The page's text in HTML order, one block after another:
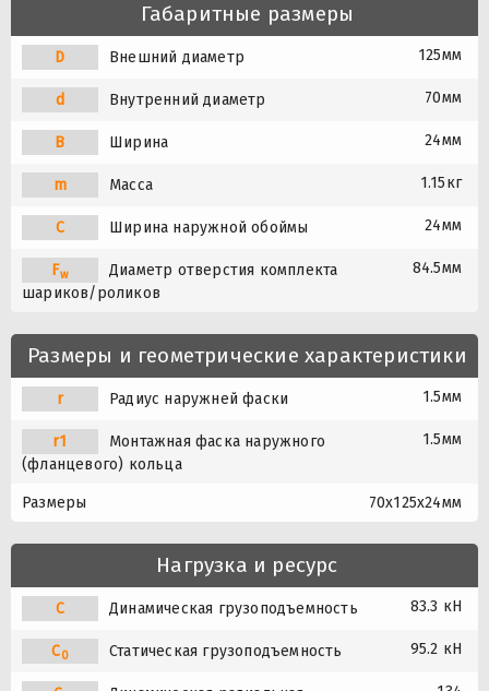
Габаритные размеры
D Внешний диаметр 125мм
d Внутренний диаметр 70мм
B Ширина 24мм
m Масса 1.15кг
C Ширина наружной обоймы 24мм
Fw
Диаметр отверстия комплекта
шариков/роликов
84.5мм
Размеры и геометрические характеристики
r Радиус наружней фаски 1.5мм
r1
Монтажная фаска наружного
(фланцевого) кольца
1.5мм
Размеры 70x125x24мм
Нагрузка и ресурс
C Динамическая грузоподъемность 83.3 кН
C0 Статическая грузоподъемность 95.2 кН